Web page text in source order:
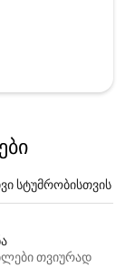
სტუმრობისთვის
თვიურად